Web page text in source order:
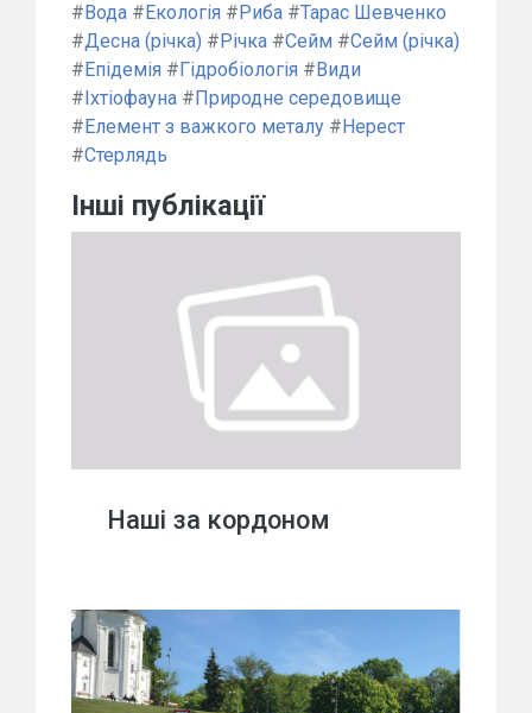
# Вода # Екологія # Риба #Тарас Шевченко
#Десна (річка) # Річка #Сейм #Сейм (річка)
# Епідемія # Гідробіологія # Види
# Іхтіофауна # Природне середовище
# Елемент з важкого металу # Нерест
#Стерлядь
Інші публікації
Наші за кордоном